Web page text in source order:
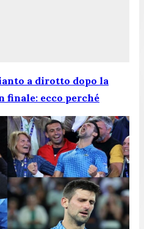
a dirotto dopo la
ecco perché